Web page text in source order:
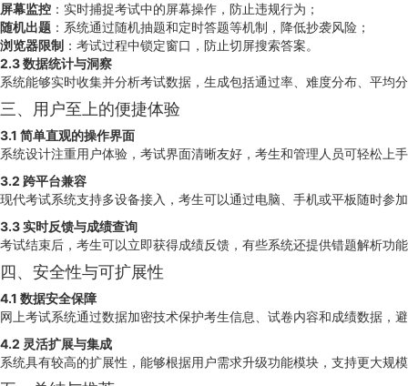
屏幕监控 ：实时捕捉考试中的屏幕操作，防止违规行为；
随机出题 ：系统通过随机抽题和定时答题等机制，降低抄袭风险；
浏览器限制 ：考试过程中锁定窗口，防止切屏搜索答案。
2.3 数据统计与洞察
系统能够实时收集并分析考试数据，生成包括通过率、难度分布、平均
三、用户至上的便捷体验
3.1 简单直观的操作界面
系统设计注重用户体验，考试界面清晰友好，考生和管理人员可轻松上
3.2 跨平台兼容
现代考试系统支持多设备接入，考生可以通过电脑、手机或平板随时参
3.3 实时反馈与成绩查询
考试结束后，考生可以立即获得成绩反馈，有些系统还提供错题解析功
四、安全性与可扩展性
4.1 数据安全保障
网上考试系统通过数据加密技术保护考生信息、试卷内容和成绩数据，
4.2 灵活扩展与集成
系统具有较高的扩展性，能够根据用户需求升级功能模块，支持更大规